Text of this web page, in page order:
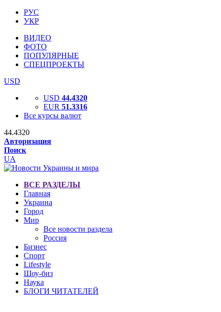
РУС
УКР
ВИДЕО
ФОТО
ПОПУЛЯРНЫЕ
СПЕЦПРОЕКТЫ
USD
USD 44.4320
EUR 51.3316
Все курсы валют
44.4320
Авторизация
Поиск
UA
ВСЕ РАЗДЕЛЫ
Главная
Украина
Город
Мир
Все новости раздела
Россия
Бизнес
Спорт
Lifestyle
Шоу-биз
Наука
БЛОГИ ЧИТАТЕЛЕЙ